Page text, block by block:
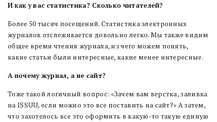
И как увас статистика? Сколько читателей?
Более 50 тысяч посещений. Статистика электронных
журналов отслеживается довольно легко. Мы также видим
общее время чтения журнала, из чего можем понять,
какие статьи были интересные, какие менее интересные.
А почемужурнал, а не сайт?
Тоже такой логичный вопрос: «Зачем вам верстка, заливка
на ISSUU, если можно это все поставить на сайт?» А затем,
что захотелось все это оформить в какую-то такую единую